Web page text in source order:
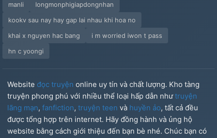
manli
longmonphigiapdongnhan
kookv sau nay hay gap lai nhau khi hoa no
khai x nguyen hac bang
i m worried iwon t pass
hn c yoongi
Website đọc truyện online uy tín và chất lượng. Kho tàng
truyện phong phú với nhiều thể loại hấp dẫn nhưtruyện
lãng mạn, fanfiction, truyện teen và huyền ảo, tất cả đều
được tổng hợp trên internet. Hãy đồng hành và ủng hộ
website bằng cách giới thiệu đến bạn bè nhé. Chúc bạn có